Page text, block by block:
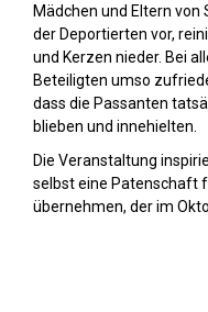
Mädchen und Eltern von
der Deportierten vor,
und Kerzen nieder. Bei
Beteiligten umso
dass die Passanten
blieben und innehielten.
Die Veranstaltung
selbst eine Patenschaft
übernehmen, der im